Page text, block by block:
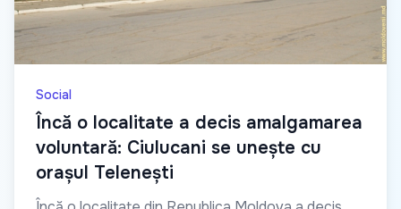
Social
Încă o localitate a decis amalgamarea
voluntară: Ciulucani se unește cu
orașul Telenești